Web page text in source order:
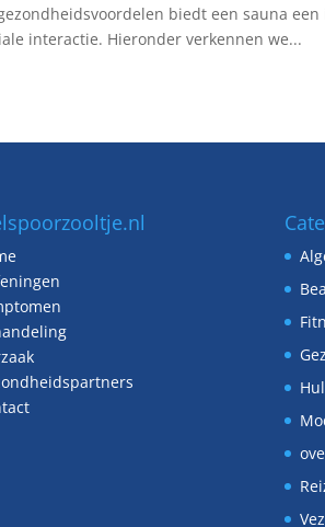
biedt een sauna
interactie. Hieronder verkennen we...